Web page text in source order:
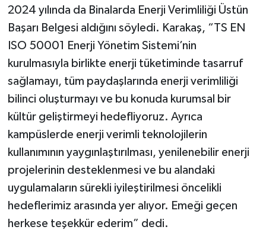
2024 yılında da Binalarda Enerji Verimliliği Üstün
Başarı Belgesi aldığını söyledi. Karakaş, “TS EN
ISO 50001 Enerji Yönetim Sistemi’nin
kurulmasıyla birlikte enerji tüketiminde tasarruf
sağlamayı, tüm paydaşlarında enerji verimliliği
bilinci oluşturmayı ve bu konuda kurumsal bir
kültür geliştirmeyi hedefliyoruz. Ayrıca
kampüslerde enerji verimli teknolojilerin
kullanımının yaygınlaştırılması, yenilenebilir enerji
projelerinin desteklenmesi ve bu alandaki
uygulamaların sürekli iyileştirilmesi öncelikli
hedeflerimiz arasında yer alıyor. Emeği geçen
herkese teşekkür ederim” dedi.